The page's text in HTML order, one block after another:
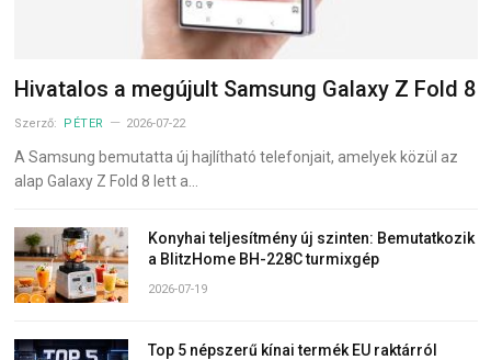
Hivatalos a megújult Samsung Galaxy Z Fold 8
Szerző: PÉTER 2026-07-22
A Samsung bemutatta új hajlítható telefonjait, amelyek közül az
alap Galaxy Z Fold 8 lett a…
Konyhai teljesítmény új szinten: Bemutatkozik
a BlitzHome BH-228C turmixgép
2026-07-19
Top 5 népszerű kínai termék EU raktárról